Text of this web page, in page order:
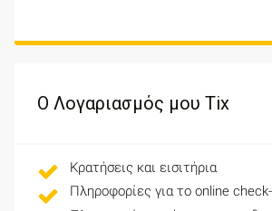
Ο Λογαριασμός μου Tix
Κρατήσεις και εισιτήρια
Πληροφορίες για το online